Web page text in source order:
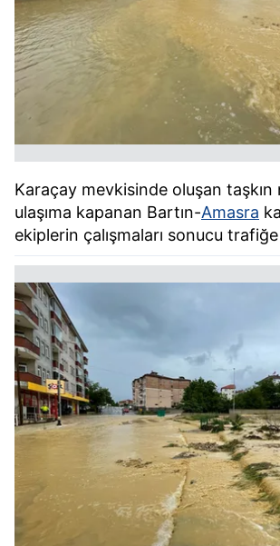
Karaçay mevkisinde oluşan taşkın
ulaşıma kapanan Bartın-Amasra
ekiplerin çalışmaları sonucu trafiğe